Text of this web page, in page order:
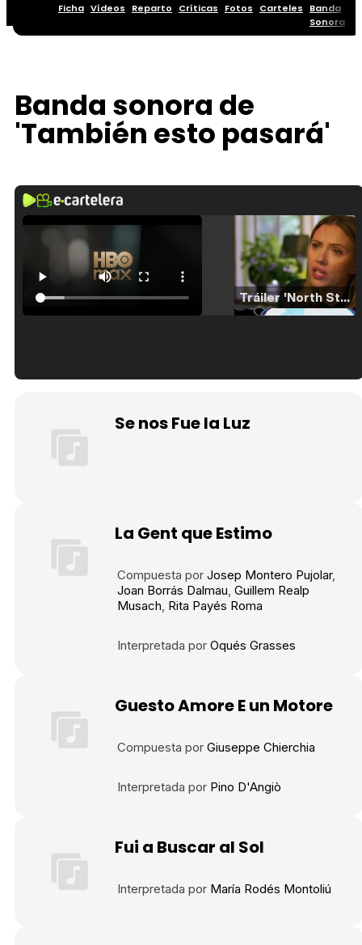
Ficha Vídeos Reparto Críticas Fotos Carteles
Banda
Sonora
Banda sonora de
'También esto pasará'
Tráiler 'North Star' (2023)
Se nos Fue la Luz
La Gent que Estimo
Compuesta por Josep Montero Pujolar
Joan Borrás Dalmau Guillem Realp
Musach Rita Payés Roma
Interpretada por Oqués Grasses
Guesto Amore E un Motore
Compuesta por Giuseppe Chierchia
Interpretada por Pino D'Angiò
Fui a Buscar al Sol
Interpretada por María Rodés Montoliú